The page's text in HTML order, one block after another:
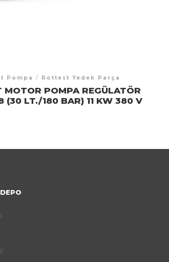
Pompa / Rottest Yedek Parça
MOTOR POMPA REGÜLATÖR
(30 LT./180 BAR) 11 KW 380 V